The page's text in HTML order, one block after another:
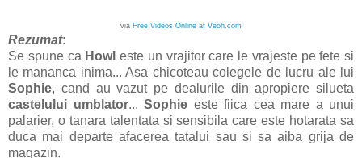
via Free Videos Online at Veoh.com
Rezumat:
Se spune ca Howl este un vrajitor care le vrajeste pe fete si
le mananca inima... Asa chicoteau colegele de lucru ale lui
Sophie, cand au vazut pe dealurile din apropiere silueta
castelului umblator... Sophie este fiica cea mare a unui
palarier, o tanara talentata si sensibila care este hotarata sa
duca mai departe afacerea tatalui sau si sa aiba grija de
magazin.